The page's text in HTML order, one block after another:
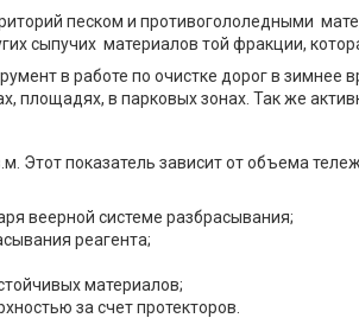
песком и противогололедными
сыпучих материалов той фракции,
в работе по очистке дорог в
площадях, в парковых зонах. Так же
Этот показатель зависит от объема
веерной системе разбрасывания;
реагента;
материалов;
за счет протекторов.